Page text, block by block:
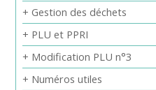
+ Gestion des déchets
+ PLU et PPRI
+ Modification PLU n°3
+ Numéros utiles